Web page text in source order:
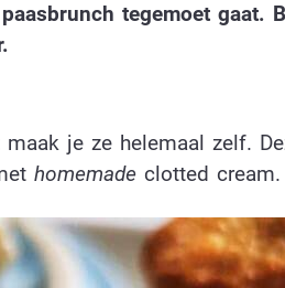
tegemoet gaat.
je ze helemaal zelf.
homemade clotted cream.